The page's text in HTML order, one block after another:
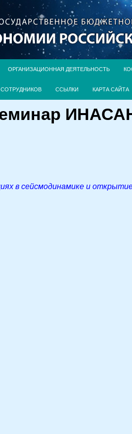
ОРГАНИЗАЦИОННАЯ ДЕЯТЕЛЬНОСТЬ
СОТРУДНИКОВ ССЫЛКИ КАРТА САЙТА
в сейсмодинамике и